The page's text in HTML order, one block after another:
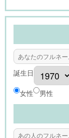
誕生日
女性 男性